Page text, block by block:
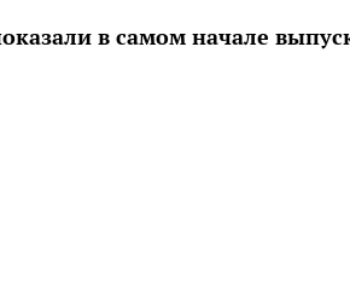
в самом начале